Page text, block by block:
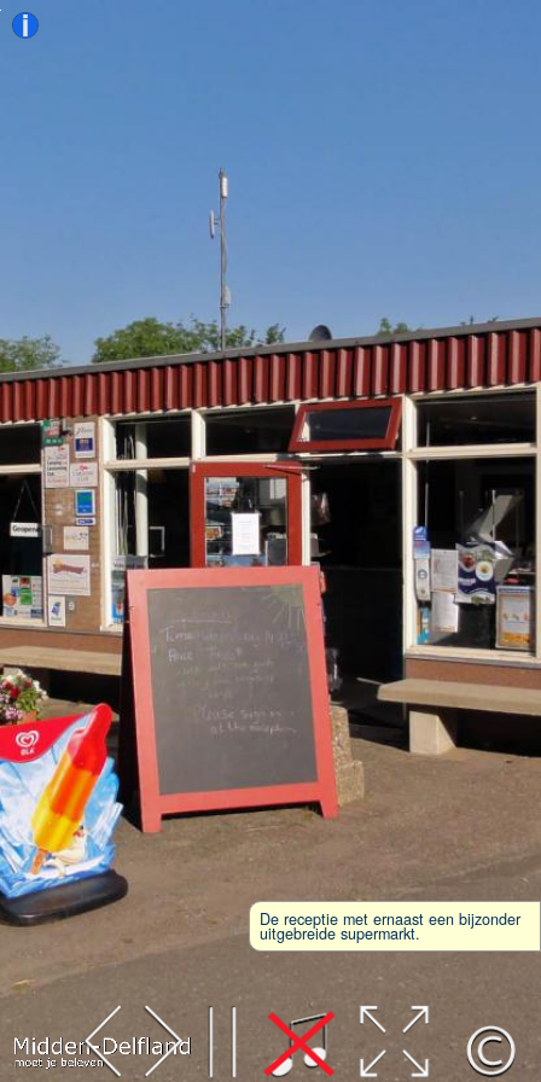
Leaflet| Map data ©OpenStreetMap
contributors,CC-BY-SA, Imagery © Mapbox
De receptie met ernaast een bijzonder
uitgebreide supermarkt.